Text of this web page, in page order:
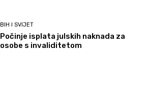
BIH I SVIJET
Počinje isplata julskih naknada za
osobe s invaliditetom